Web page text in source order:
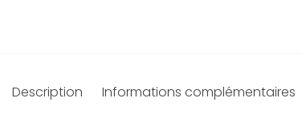
Description Informations complémentaires